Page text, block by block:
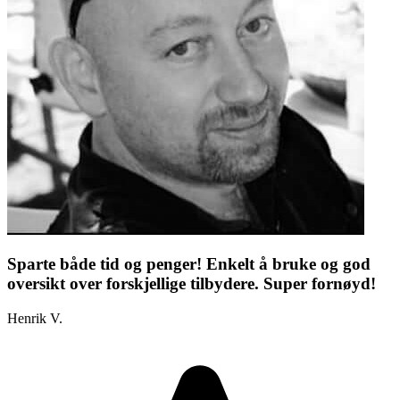
Sparte både tid og penger! Enkelt å bruke og god
oversikt over forskjellige tilbydere. Super fornøyd!
Henrik V.